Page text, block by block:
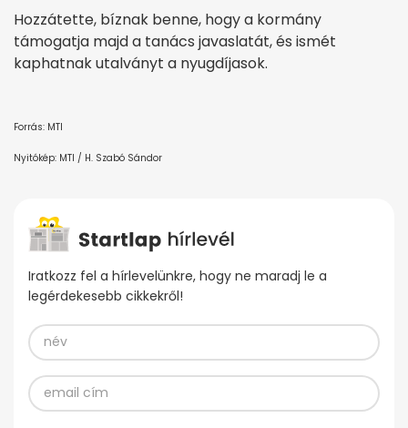
Hozzátette, bíznak benne, hogy a kormány
támogatja majd a tanács javaslatát, és ismét
kaphatnak utalványt a nyugdíjasok.
Forrás: MTI
Nyitókép: MTI / H. Szabó Sándor
Iratkozz fel a hírlevelünkre, hogy ne maradj le a
legérdekesebb cikkekről!